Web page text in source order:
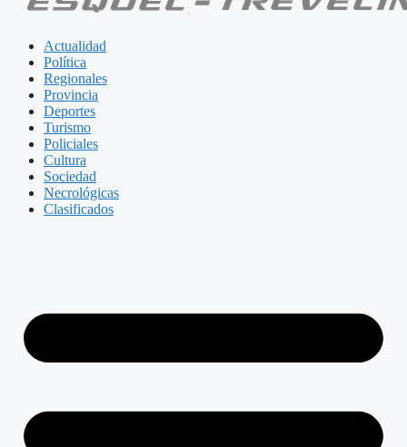
Actualidad
Política
Regionales
Provincia
Deportes
Turismo
Policiales
Cultura
Sociedad
Necrológicas
Clasificados